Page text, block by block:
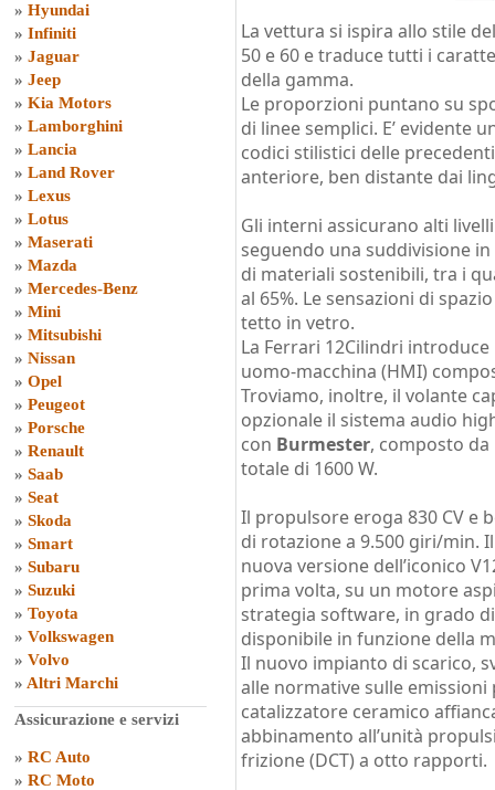
» Hyundai
» Infiniti
» Jaguar
» Jeep
» Kia Motors
» Lamborghini
» Lancia
» Land Rover
» Lexus
» Lotus
» Maserati
» Mazda
» Mercedes-Benz
» Mini
» Mitsubishi
» Nissan
» Opel
» Peugeot
» Porsche
» Renault
» Saab
» Seat
» Skoda
» Smart
» Subaru
» Suzuki
» Toyota
» Volkswagen
» Volvo
» Altri Marchi
Assicurazione e servizi
» RC Auto
» RC Moto
La vettura si ispira allo stile
50 e 60 e traduce tutti i
della gamma.
Le proporzioni puntano su
di linee semplici. E’ evidente
codici stilistici delle
anteriore, ben distante dai
Gli interni assicurano alti
seguendo una suddivisione
di materiali sostenibili, tra i
al 65%. Le sensazioni di
tetto in vetro.
La Ferrari 12Cilindri
uomo-macchina (HMI)
Troviamo, inoltre, il volante
opzionale il sistema audio
con Burmester, composto
totale di 1600 W.
Il propulsore eroga 830 CV e
di rotazione a 9.500 giri/min.
nuova versione dell’iconico
prima volta, su un motore
strategia software, in grado
disponibile in funzione della
Il nuovo impianto di scarico,
alle normative sulle
catalizzatore ceramico
abbinamento all’unità
frizione (DCT) a otto rapporti.